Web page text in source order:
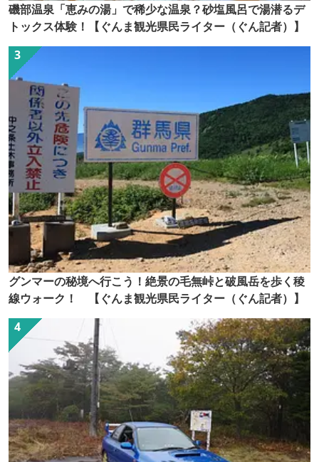
磯部温泉「恵みの湯」で稀少な温泉？砂塩風呂で湯潜るデ
トックス体験！【ぐんま観光県民ライター（ぐん記者）】
グンマーの秘境へ行こう！絶景の毛無峠と破風岳を歩く稜
線ウォーク！ 【ぐんま観光県民ライター（ぐん記者）】